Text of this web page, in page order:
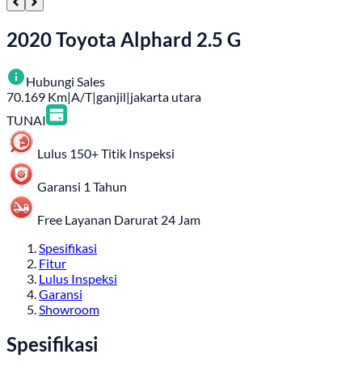
2020 Toyota Alphard 2.5 G
Hubungi Sales
70.169 Km|A/T|ganjil|jakarta utara
TUNAI
Lulus 150+ Titik Inspeksi
Garansi 1 Tahun
Free Layanan Darurat 24 Jam
Spesifikasi
Fitur
Lulus Inspeksi
Garansi
Showroom
Spesifikasi